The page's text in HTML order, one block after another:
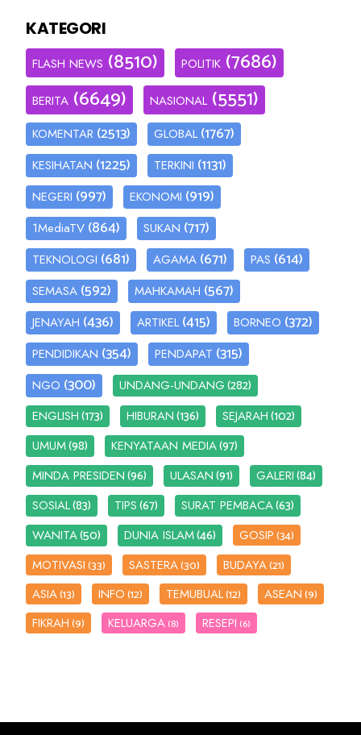
KATEGORI
FLASH NEWS (8510) POLITIK (7686)
BERITA (6649) NASIONAL (5551)
KOMENTAR (2513) GLOBAL (1767)
KESIHATAN (1225) TERKINI (1131)
NEGERI (997) EKONOMI (919)
1MediaTV (864) SUKAN (717)
TEKNOLOGI (681) AGAMA (671) PAS (614)
SEMASA (592) MAHKAMAH (567)
JENAYAH (436) ARTIKEL (415) BORNEO (372)
PENDIDIKAN (354) PENDAPAT (315)
NGO (300) UNDANG-UNDANG(282)
ENGLISH(173) HIBURAN(136) SEJARAH(102)
UMUM(98) KENYATAAN MEDIA(97)
MINDA PRESIDEN(96) ULASAN(91) GALERI(84)
SOSIAL(83) TIPS(67) SURAT PEMBACA(63)
WANITA(50) DUNIA ISLAM(46) GOSIP(34)
MOTIVASI(33) SASTERA(30) BUDAYA(21)
ASIA(13) INFO(12) TEMUBUAL(12) ASEAN(9)
FIKRAH(9) KELUARGA (8) RESEPI (6)